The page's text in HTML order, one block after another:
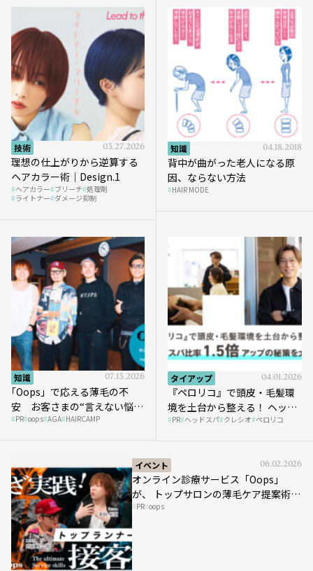
技術 03.27.2026
理想の仕上がりから逆算する
ヘアカラー術｜Design.1
ヘアカラー ブリーチ 処理剤
ライトナー ダメージ抑制
知識 04.18.2018
背中が曲がった老人になる原
因、ならない方法
HAIR MODE
知識 07.13.2026
｢Oops」で応える薄毛の不
安 お客さまの“言えない悩
み”にどう向き合う？ ＃01
PR oops AGA HAIRCAMP
タイアップ 04.01.2026
『ペロリコ』で頭皮・毛髪環
境を土台から整える！ ヘッド
スパ比率1.5倍アップの秘策を
PR ヘッドスパ クレシオ ペロリコ
イベント 06.02.2026
オンライン診療サービス「Oops」
が、 トップサロンの薄毛ケア提案術を
HAIRCAMPで公開！
PR oops